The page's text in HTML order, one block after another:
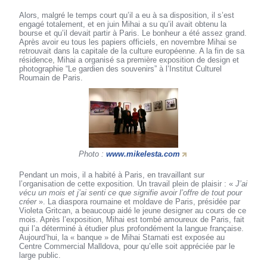
Alors, malgré le temps court qu’il a eu à sa disposition, il s’est
engagé totalement, et en juin Mihai a su qu’il avait obtenu la
bourse et qu’il devait partir à Paris. Le bonheur a été assez grand.
Après avoir eu tous les papiers officiels, en novembre Mihai se
retrouvait dans la capitale de la culture européenne. A la fin de sa
résidence, Mihai a organisé sa première exposition de design et
photographie “Le gardien des souvenirs” à l’Institut Culturel
Roumain de Paris.
Photo : www.mikelesta.com
Pendant un mois, il a habité à Paris, en travaillant sur
l’organisation de cette exposition. Un travail plein de plaisir : «J’ai
vécu un mois et j’ai senti ce que signifie avoir l’offre de tout pour
créer». La diaspora roumaine et moldave de Paris, présidée par
Violeta Gritcan, a beaucoup aidé le jeune designer au cours de ce
mois. Après l’exposition, Mihai est tombé amoureux de Paris, fait
qui l’a déterminé à étudier plus profondément la langue française.
Aujourd’hui, la « banque » de Mihai Stamati est exposée au
Centre Commercial Malldova, pour qu’elle soit appréciée par le
large public.